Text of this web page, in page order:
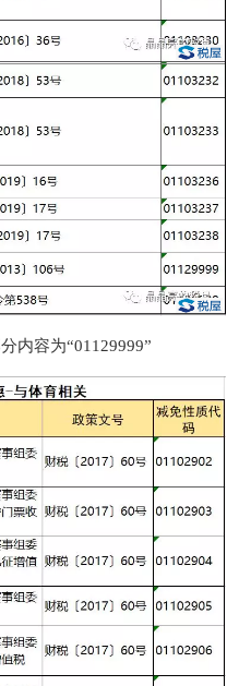
内容为“01129999”